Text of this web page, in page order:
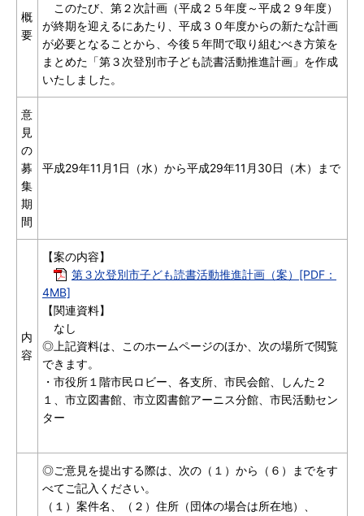
概
要
このたび、第２次計画（平成２５年度～平成２９年度）
が終期を迎えるにあたり、平成３０年度からの新たな計画
が必要となることから、今後５年間で取り組むべき方策を
まとめた「第３次登別市子ども読書活動推進計画」を作成
いたしました。
意
見
の
募
集
期
間
平成29年11月1日（水）から平成29年11月30日（木）まで
内
容
【案の内容】
第３次登別市子ども読書活動推進計画（案）[PDF：
4MB]
【関連資料】
なし
◎上記資料は、このホームページのほか、次の場所で閲覧
できます。
・市役所１階市民ロビー、各支所、市民会館、しんた２
１、市立図書館、市立図書館アーニス分館、市民活動セン
ター
◎ご意見を提出する際は、次の（１）から（６）までをす
べてご記入ください。
（１）案件名、（２）住所（団体の場合は所在地）、